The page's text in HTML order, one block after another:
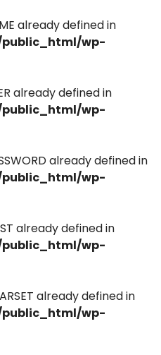
already defined in
wp-
already defined in
wp-
already defined in
wp-
already defined in
wp-
already defined in
wp-